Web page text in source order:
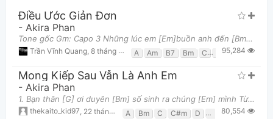
Điều Ước Giản Đơn
- Akira Phan
Tone gốc Gm: Capo 3 Những lúc em [Em]buồn anh đến [Bm]bên cạnh [C]Muốn cho em bờ [G]vai Lúc em [Em]
Trần Vĩnh Quang 8 tháng 08, 2013 lúc 10:11am A Am B7 Bm C Em G
95,284
Mong Kiếp Sau Vẫn Là Anh Em
- Akira Phan
1. Bạn thân [G] ơi duyên [Bm] số sinh ra chúng [Em] mình Từ thơ [C] ấu, đến [D] lúc ta khôn lớn [G]
thekaito_kid97 22 tháng 08, 2015 lúc 12:22pm A Bm C C#m D E Em F#m
80,554